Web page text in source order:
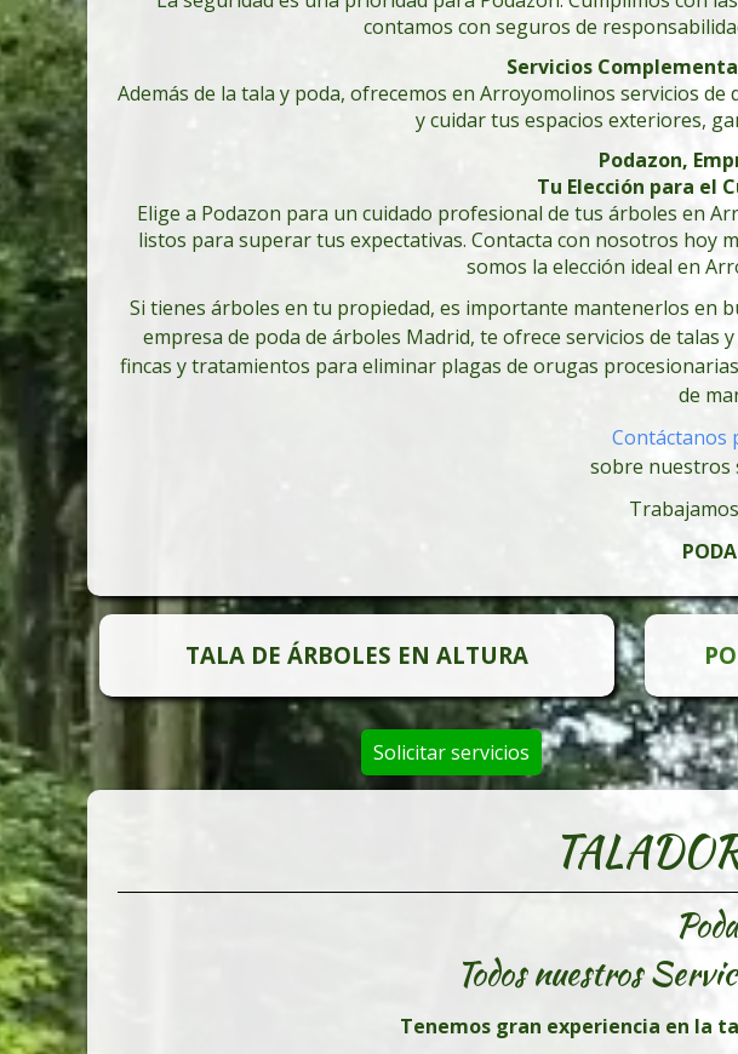
contamos con seguros de
Servicios
Además de la tala y poda, ofrecemos en Arroyomolinos servicios
y cuidar tus espacios exteriores,
Podazon,
Tu Elección para el
Elige a Podazon para un cuidado profesional de tus árboles en
listos para superar tus expectativas. Contacta con nosotros
somos la elección ideal en
Si tienes árboles en tu propiedad, es importante mantenerlos en
empresa de poda de árboles Madrid, te ofrece servicios de
fincas y tratamientos para eliminar plagas de orugas
de
Contáctanos
sobre nuestros
TALA DE ÁRBOLES EN ALTURA
Solicitar servicios
Todos nuestros
Tenemos gran experiencia en la